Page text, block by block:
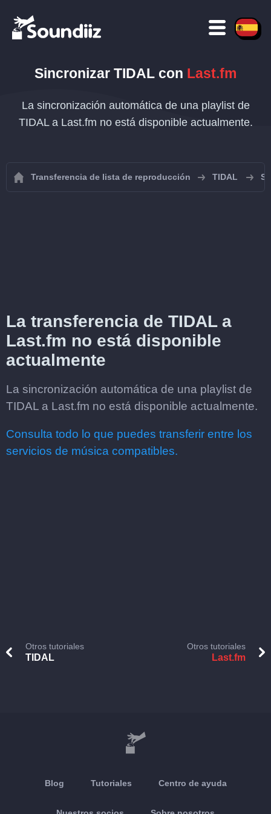
Sincronizar TIDAL con Last.fm
La sincronización automática de una playlist de
TIDAL a Last.fm no está disponible actualmente.
Transferencia de lista de reproducción TIDAL
La transferencia de TIDAL a
Last.fm no está disponible
actualmente
La sincronización automática de una playlist de
TIDAL a Last.fm no está disponible actualmente.
Consulta todo lo que puedes transferir entre los
servicios de música compatibles.
Otros tutoriales
TIDAL
Otros tutoriales
Last.fm
Blog Tutoriales Centro de ayuda